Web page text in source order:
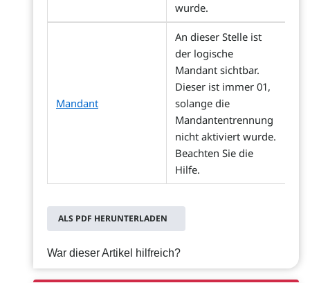
wurde.
Mandant
An dieser Stelle ist
der logische
Mandant sichtbar.
Dieser ist immer 01,
solange die
Mandantentrennung
nicht aktiviert wurde.
Beachten Sie die
Hilfe.
ALS PDF HERUNTERLADEN
War dieser Artikel hilfreich?